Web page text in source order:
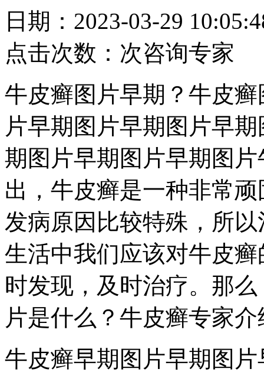
日期：2023-03-29
点击次数： 次咨询专家
牛皮癣图片早期？牛皮
片早期图片早期图片早
期图片早期图片早期图
出，牛皮癣是一种非常
发病原因比较特殊，所
生活中我们应该对牛皮
时发现，及时治疗。那
片是什么？牛皮癣专家
牛皮癣早期图片早期图